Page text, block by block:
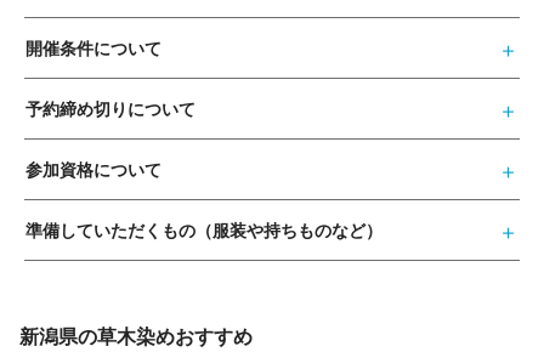
開催条件について
予約締め切りについて
参加資格について
準備していただくもの（服装や持ちものなど）
新潟県の草木染めおすすめ